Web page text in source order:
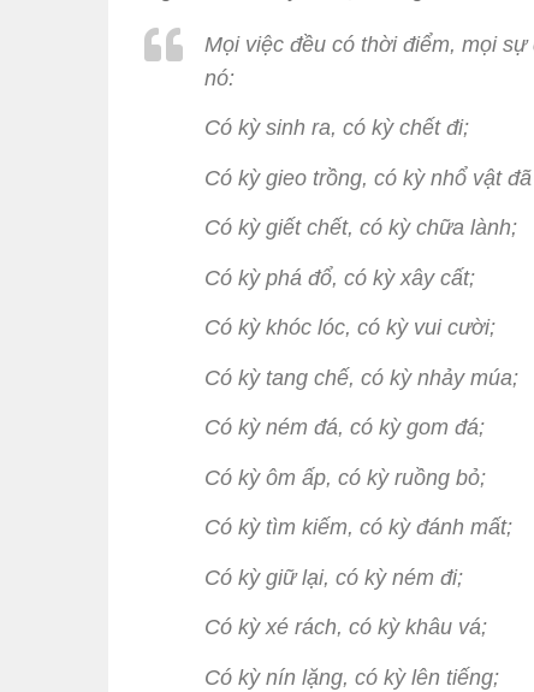
Mọi việc đều có thời điểm, mọi
nó:
Có kỳ sinh ra, có kỳ chết đi;
Có kỳ gieo trồng, có kỳ nhổ vật
Có kỳ giết chết, có kỳ chữa lành;
Có kỳ phá đổ, có kỳ xây cất;
Có kỳ khóc lóc, có kỳ vui cười;
Có kỳ tang chế, có kỳ nhảy múa;
Có kỳ ném đá, có kỳ gom đá;
Có kỳ ôm ấp, có kỳ ruồng bỏ;
Có kỳ tìm kiếm, có kỳ đánh mất;
Có kỳ giữ lại, có kỳ ném đi;
Có kỳ xé rách, có kỳ khâu vá;
Có kỳ nín lặng, có kỳ lên tiếng;